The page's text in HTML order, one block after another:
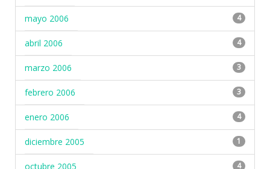
mayo 2006 4
abril 2006 4
marzo 2006 3
febrero 2006 3
enero 2006 4
diciembre 2005 1
octubre 2005 4